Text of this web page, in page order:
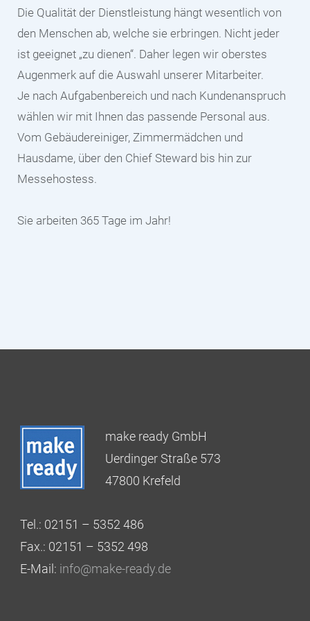
Die Qualität der Dienstleistung hängt wesentlich von
den Menschen ab, welche sie erbringen. Nicht jeder
ist geeignet „zu dienen“. Daher legen wir oberstes
Augenmerk auf die Auswahl unserer Mitarbeiter.
Je nach Aufgabenbereich und nach Kundenanspruch
wählen wir mit Ihnen das passende Personal aus.
Vom Gebäudereiniger, Zimmermädchen und
Hausdame, über den Chief Steward bis hin zur
Messehostess.
Sie arbeiten 365 Tage im Jahr!
make ready GmbH
Uerdinger Straße 573
47800 Krefeld
Tel.: 02151 – 5352 486
Fax.: 02151 – 5352 498
E-Mail: info@make-ready.de